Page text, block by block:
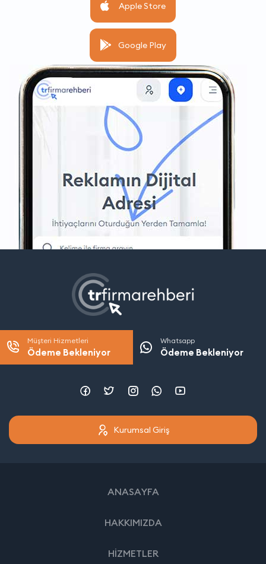
Apple Store
Google Play
Müşteri Hizmetleri
Ödeme Bekleniyor
Whatsapp
Ödeme Bekleniyor
Kurumsal Giriş
ANASAYFA
HAKKIMIZDA
HİZMETLER